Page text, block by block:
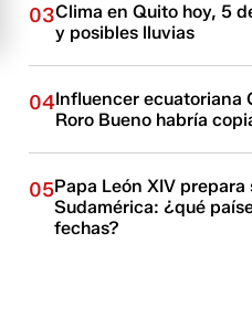
03Clima en Quito hoy, 5
y posibles lluvias
04Influencer ecuatoriana
Roro Bueno habría
05Papa León XIV
Sudamérica: ¿qué
fechas?